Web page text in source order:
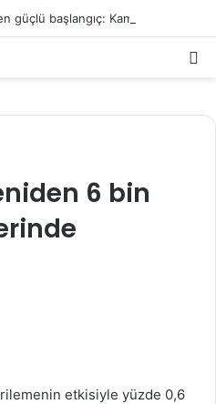
6 bin
etkisiyle yüzde 0,6